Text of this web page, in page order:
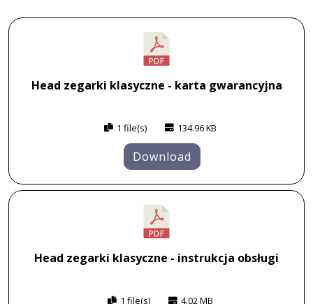
Head zegarki klasyczne - karta gwarancyjna
1 file(s) 134.96 KB
Download
Head zegarki klasyczne - instrukcja obsługi
1 file(s) 4.02 MB